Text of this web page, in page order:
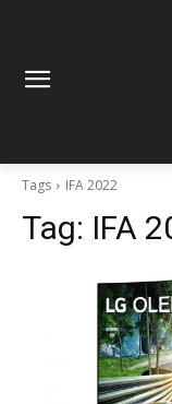
Tags IFA 2022
Tag: IFA